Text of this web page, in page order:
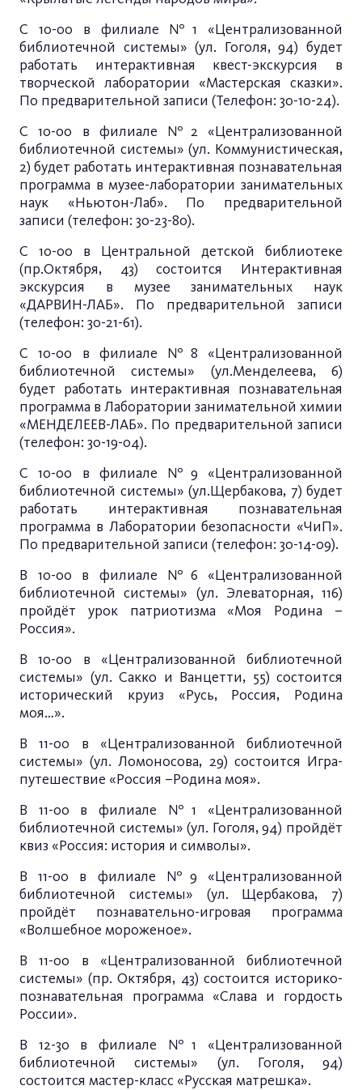
С 10-00 в филиале №1 «Централизованной
библиотечной системы» (ул. Гоголя, 94) будет
работать интерактивная квест-экскурсия в
творческой лаборатории «Мастерская сказки».
По предварительной записи (Телефон: 30-10-24).
С 10-00 в филиале №2 «Централизованной
библиотечной системы» (ул. Коммунистическая,
2) будет работать интерактивная познавательная
программа в музее-лаборатории занимательных
наук «Ньютон-Лаб». По предварительной
записи (телефон: 30-23-80).
С 10-00 в Центральной детской библиотеке
(пр.Октября, 43) состоится Интерактивная
экскурсия в музее занимательных наук
«ДАРВИН-ЛАБ». По предварительной записи
(телефон: 30-21-61).
С 10-00 в филиале №8 «Централизованной
библиотечной системы» (ул.Менделеева, 6)
будет работать интерактивная познавательная
программа в Лаборатории занимательной химии
«МЕНДЕЛЕЕВ-ЛАБ». По предварительной записи
(телефон: 30-19-04).
С 10-00 в филиале №9 «Централизованной
библиотечной системы» (ул.Щербакова, 7) будет
работать интерактивная познавательная
программа в Лаборатории безопасности «ЧиП».
По предварительной записи (телефон: 30-14-09).
В 10-00 в филиале №6 «Централизованной
библиотечной системы» (ул. Элеваторная, 116)
пройдёт урок патриотизма «Моя Родина –
Россия».
В 10-00 в «Централизованной библиотечной
системы» (ул. Сакко и Ванцетти, 55) состоится
исторический круиз «Русь, Россия, Родина
моя…».
В 11-00 в «Централизованной библиотечной
системы» (ул. Ломоносова, 29) состоится Игра-
путешествие «Россия –Родина моя».
В 11-00 в филиале №1 «Централизованной
библиотечной системы» (ул. Гоголя, 94) пройдёт
квиз «Россия: история и символы».
В 11-00 в филиале №9 «Централизованной
библиотечной системы» (ул. Щербакова, 7)
пройдёт познавательно-игровая программа
«Волшебное мороженое».
В 11-00 в «Централизованной библиотечной
системы» (пр. Октября, 43) состоится историко-
познавательная программа «Слава и гордость
России».
В 12-30 в филиале №1 «Централизованной
библиотечной системы» (ул. Гоголя, 94)
состоится мастер-класс «Русская матрешка».